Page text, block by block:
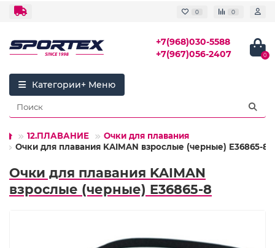
0 0
+7(968)030-5588
+7(967)056-2407
0
Категории
12.ПЛАВАНИЕ
Очки для плавания
Очки для плавания KAIMAN взрослые (черные) E36865-8
Очки для плавания KAIMAN
взрослые (черные) E36865-8